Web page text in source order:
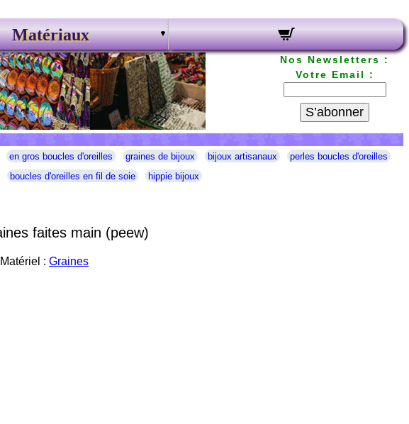
Matériaux
Nos Newsletters :
Votre Email :
S’abonner
en gros boucles d'oreilles graines de bijoux bijoux artisanaux
perles boucles d'oreilles
boucles d'oreilles en fil de soie
hippie bijoux
faites main (peew)
: Graines